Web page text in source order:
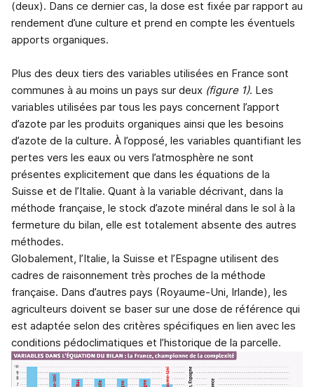
(deux). Dans ce dernier cas, la dose est fixée par rapport au
rendement d’une culture et prend en compte les éventuels
apports organiques.
Plus des deux tiers des variables utilisées en France sont
communes à au moins un pays sur deux (figure 1). Les
variables utilisées par tous les pays concernent l’apport
d’azote par les produits organiques ainsi que les besoins
d’azote de la culture. À l’opposé, les variables quantifiant les
pertes vers les eaux ou vers l’atmosphère ne sont
présentes explicitement que dans les équations de la
Suisse et de l’Italie. Quant à la variable décrivant, dans la
méthode française, le stock d’azote minéral dans le sol à la
fermeture du bilan, elle est totalement absente des autres
méthodes.
Globalement, l’Italie, la Suisse et l’Espagne utilisent des
cadres de raisonnement très proches de la méthode
française. Dans d’autres pays (Royaume-Uni, Irlande), les
agriculteurs doivent se baser sur une dose de référence qui
est adaptée selon des critères spécifiques en lien avec les
conditions pédoclimatiques et l’historique de la parcelle.